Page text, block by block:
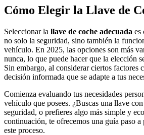
Cómo Elegir la Llave de
Seleccionar la llave de coche adecuada es
no solo la seguridad, sino también la
vehículo. En 2025, las opciones son más
nunca, lo que puede hacer que la elección
Sin embargo, al considerar ciertos factores
decisión informada que se adapte a tus
Comienza evaluando tus necesidades
vehículo que posees. ¿Buscas una llave
seguridad, o prefieres algo más simple y
continuación, te ofrecemos una guía paso a
este proceso.